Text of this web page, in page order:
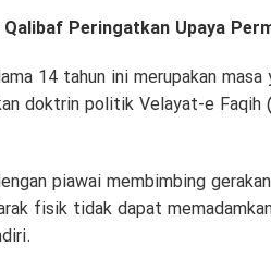
Qalibaf Peringatkan Upaya
14 tahun ini merupakan
doktrin politik Velayat-e Faqih
piawai membimbing
fisik tidak dapat